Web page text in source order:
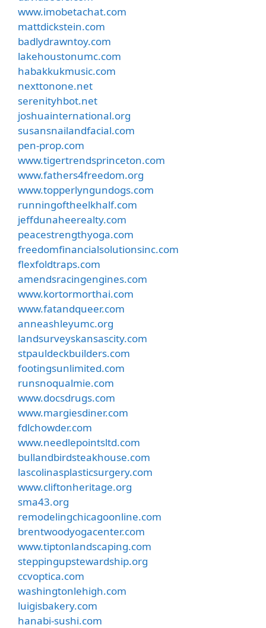
www.imobetachat.com
mattdickstein.com
badlydrawntoy.com
lakehoustonumc.com
habakkukmusic.com
nexttonone.net
serenityhbot.net
joshuainternational.org
susansnailandfacial.com
pen-prop.com
www.tigertrendsprinceton.com
www.fathers4freedom.org
www.topperlyngundogs.com
runningoftheelkhalf.com
jeffdunaheerealty.com
peacestrengthyoga.com
freedomfinancialsolutionsinc.com
flexfoldtraps.com
amendsracingengines.com
www.kortormorthai.com
www.fatandqueer.com
anneashleyumc.org
landsurveyskansascity.com
stpauldeckbuilders.com
footingsunlimited.com
runsnoqualmie.com
www.docsdrugs.com
www.margiesdiner.com
fdlchowder.com
www.needlepointsltd.com
bullandbirdsteakhouse.com
lascolinasplasticsurgery.com
www.cliftonheritage.org
sma43.org
remodelingchicagoonline.com
brentwoodyogacenter.com
www.tiptonlandscaping.com
steppingupstewardship.org
ccvoptica.com
washingtonlehigh.com
luigisbakery.com
hanabi-sushi.com